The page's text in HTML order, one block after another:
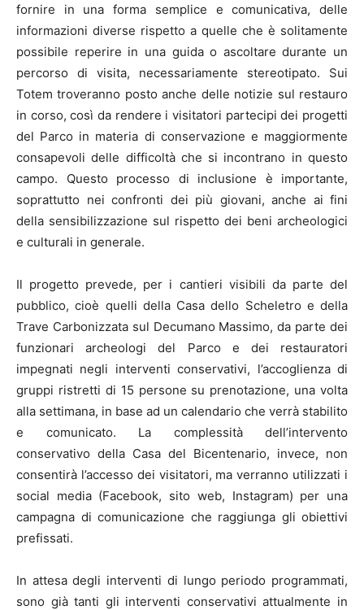
fornire in una forma semplice e comunicativa, delle
informazioni diverse rispetto a quelle che è solitamente
possibile reperire in una guida o ascoltare durante un
percorso di visita, necessariamente stereotipato. Sui
Totem troveranno posto anche delle notizie sul restauro
in corso, così da rendere i visitatori partecipi dei progetti
del Parco in materia di conservazione e maggiormente
consapevoli delle difficoltà che si incontrano in questo
campo. Questo processo di inclusione è importante,
soprattutto nei confronti dei più giovani, anche ai fini
della sensibilizzazione sul rispetto dei beni archeologici
e culturali in generale.
Il progetto prevede, per i cantieri visibili da parte del
pubblico, cioè quelli della Casa dello Scheletro e della
Trave Carbonizzata sul Decumano Massimo, da parte dei
funzionari archeologi del Parco e dei restauratori
impegnati negli interventi conservativi, l’accoglienza di
gruppi ristretti di 15 persone su prenotazione, una volta
alla settimana, in base ad un calendario che verrà stabilito
e comunicato. La complessità dell’intervento
conservativo della Casa del Bicentenario, invece, non
consentirà l’accesso dei visitatori, ma verranno utilizzati i
social media (Facebook, sito web, Instagram) per una
campagna di comunicazione che raggiunga gli obiettivi
prefissati.
In attesa degli interventi di lungo periodo programmati,
sono già tanti gli interventi conservativi attualmente in